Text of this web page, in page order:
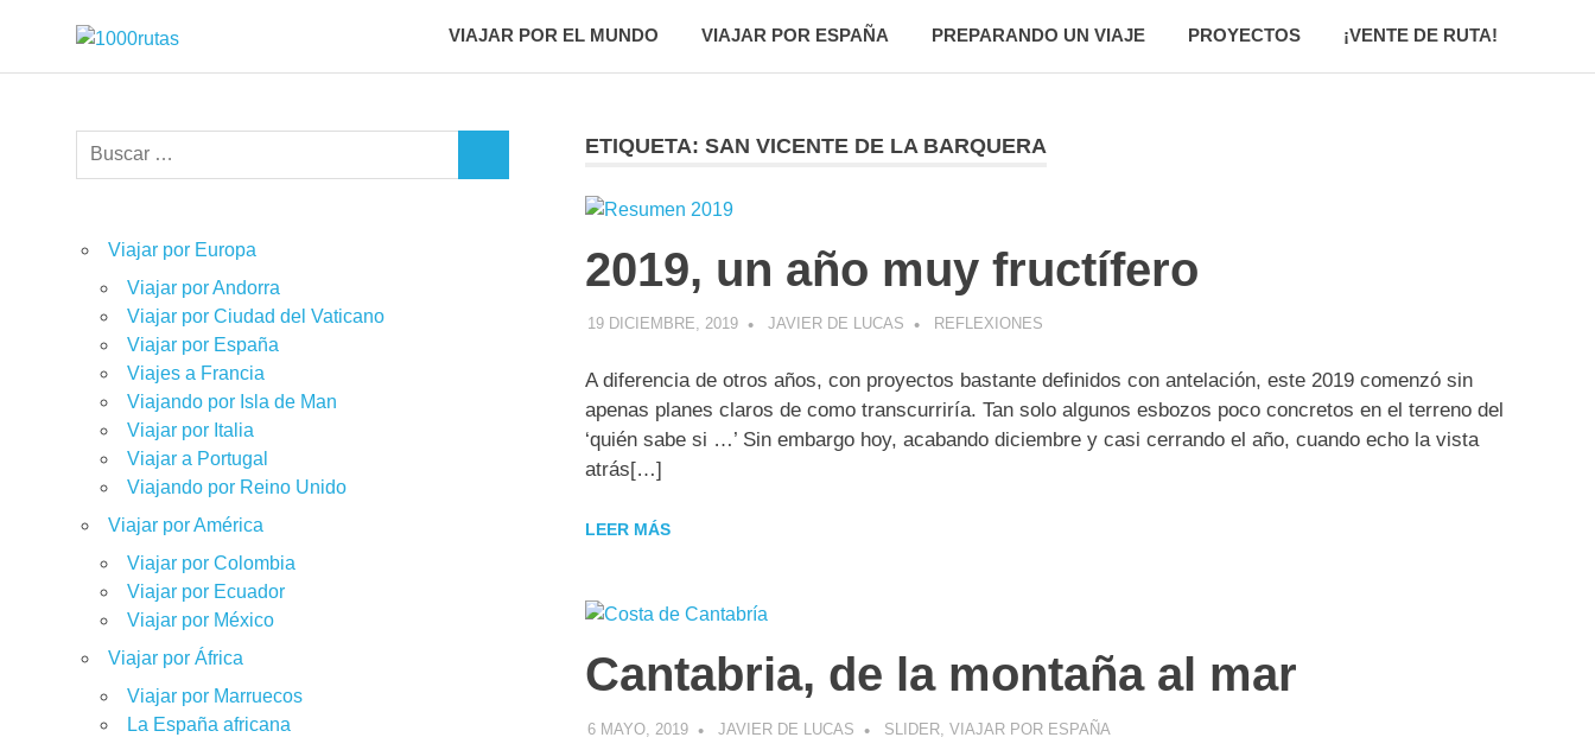
contenido
ruedas
VIAJAR POR EL MUNDO VIAJAR POR ESPAÑA PREPARANDO UN VIAJE PROYECTOS ¡VENTE DE RUTA!
ETIQUETA: SAN VICENTE DE LA BARQUERA
2019, un año muy fructífero
19 DICIEMBRE, 2019 JAVIER DE LUCAS REFLEXIONES
A diferencia de otros años, con proyectos bastante definidos con antelación, este 2019 comenzó sin
apenas planes claros de como transcurriría. Tan solo algunos esbozos poco concretos en el terreno del
‘quién sabe si …’ Sin embargo hoy, acabando diciembre y casi cerrando el año, cuando echo la vista
atrás[…]
LEER MÁS
Cantabria, de la montaña al mar
6 MAYO, 2019 JAVIER DE LUCAS SLIDER ,VIAJAR POR ESPAÑA
Buscar:
Viajar por Europa
Viajar por Andorra
Viajar por Ciudad del Vaticano
Viajar por España
Viajes a Francia
Viajando por Isla de Man
Viajar por Italia
Viajar a Portugal
Viajando por Reino Unido
Viajar por América
Viajar por Colombia
Viajar por Ecuador
Viajar por México
Viajar por África
Viajar por Marruecos
La España africana